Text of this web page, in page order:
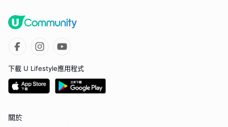
下載 U Lifestyle應用程式
關於